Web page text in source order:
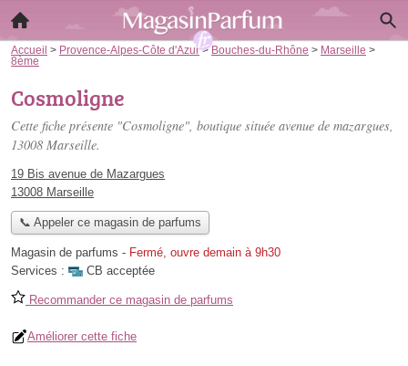
Accueil > Provence-Alpes-Côte d'Azur>Bouches-du-Rhône > Marseille >
8ème
Cosmoligne
Cette fiche présente "Cosmoligne", boutique située avenue de mazargues,
13008 Marseille.
19 Bis avenue de Mazargues
13008 Marseille
📞 Appeler ce magasin de parfums
Magasin de parfums - Fermé, ouvre demain à 9h30
Services :
CB acceptée
Recommander ce magasin de parfums
Améliorer cette fiche